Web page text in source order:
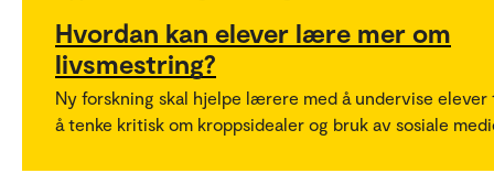
Hvordan kan elever lære mer om
livsmestring?
Ny forskning skal hjelpe lærere med å undervise elever
å tenke kritisk om kroppsidealer og bruk av sosiale